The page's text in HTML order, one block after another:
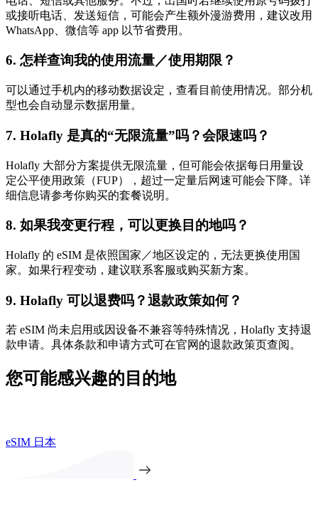
或接听电话、发送短信，可能会产生额外漫游费用，建议改用
WhatsApp、微信等 app 以节省费用。
6. 怎样查询我的使用流量／使用期限？
可以通过手机内的移动数据设定，查看目前使用情况。部分机
型也会自动显示数据用量。
7. Holafly 是真的“无限流量”吗？会限速吗？
Holafly 大部分方案提供无限流量，但可能会依据每日用量设
定公平使用政策（FUP），超过一定量后网速可能会下降。详
细信息请参考你购买的套餐说明。
8. 如果我变更行程，可以更换目的地吗？
Holafly 的 eSIM 是依照国家／地区设定的，无法更换使用国
家。如果行程变动，建议联系客服或购买新方案。
9. Holafly 可以退费吗？退款政策如何？
若 eSIM 尚未启用或因设备不兼容等特殊情况，Holafly 支持退
款申请。具体条款和申请方式可在官网的退款政策页查阅。
您可能感兴趣的目的地
eSIM 日本